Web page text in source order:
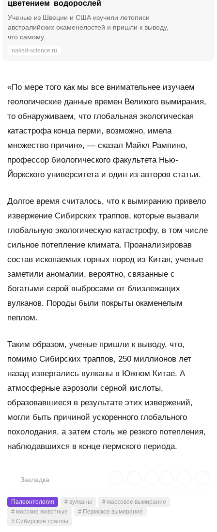
цветением водорослей
Ученые из Швеции и США изучили летописи
австралийских окаменелостей и пришли к выводу,
что самому...
naked-science.ru
«По мере того как мы все внимательнее изучаем
геологические данные времен Великого вымирания,
то обнаруживаем, что глобальная экологическая
катастрофа конца перми, возможно, имела
множество причин», — сказал Майкл Рампино,
профессор биологического факультета Нью-
Йоркского университета и один из авторов статьи.
Долгое время считалось, что к вымиранию привело
извержение Сибирских траппов, которые вызвали
глобальную экологическую катастрофу, в том числе
сильное потепление климата. Проанализировав
состав ископаемых горных пород из Китая, ученые
заметили аномалии, вероятно, связанные с
богатыми серой выбросами от близлежащих
вулканов. Породы были покрыты окаменелым
пеплом.
Таким образом, ученые пришли к выводу, что,
помимо Сибирских траппов, 250 миллионов лет
назад извергались вулканы в Южном Китае. А
атмосферные аэрозоли серной кислоты,
образовавшиеся в результате этих извержений,
могли быть причиной ускоренного глобального
похолодания, а затем столь же резкого потепления,
наблюдавшихся в конце пермского периода.
Закладка
Палеонтология # вулканы
# массовое вымирание
# морские животные
# Пермское вымирание
# Сибирские траппы